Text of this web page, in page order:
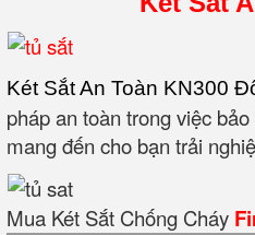
Két Sắt An Toàn KN300
pháp an toàn trong việc
mang đến cho bạn trải
Mua Két Sắt Chống Cháy